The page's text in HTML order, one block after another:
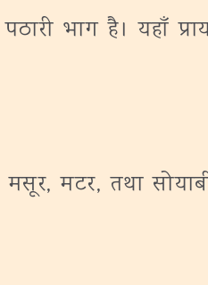
भाग है। यहाँ
मटर, तथा